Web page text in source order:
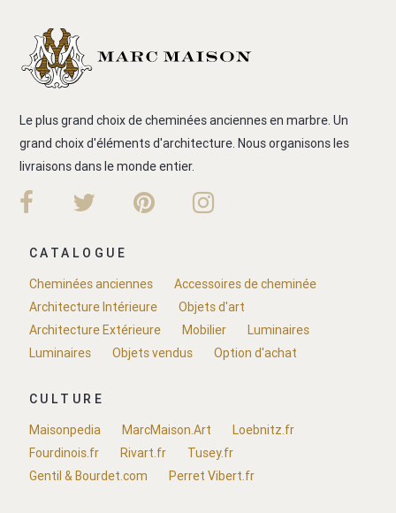
Le plus grand choix de cheminées anciennes en marbre. Un
grand choix d'éléments d'architecture. Nous organisons les
livraisons dans le monde entier.
CATALOGUE
Cheminées anciennes
Accessoires de cheminée
Architecture Intérieure
Objets d'art
Architecture Extérieure
Mobilier
Luminaires
Luminaires
Objets vendus Option d'achat
CULTURE
Maisonpedia
MarcMaison.Art
Loebnitz.fr
Fourdinois.fr
Rivart.fr
Tusey.fr
Gentil & Bourdet.com
Perret Vibert.fr